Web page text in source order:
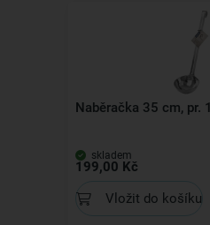
Naběračka 35 cm, pr.
skladem
199,00 Kč
Vložit do košíku